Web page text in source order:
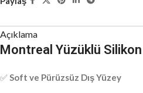
Açıklama
Montreal Yüzüklü
✅Soft ve Pürüzsüz Dış Yüzey